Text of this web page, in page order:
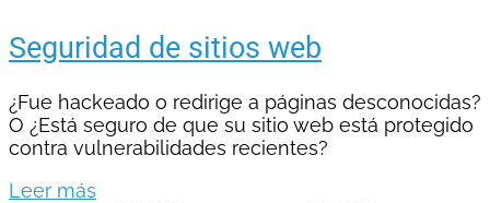
Seguridad de sitios web
¿Fue hackeado o redirige a páginas desconocidas?
O ¿Está seguro de que su sitio web está protegido
contra vulnerabilidades recientes?
Leer más